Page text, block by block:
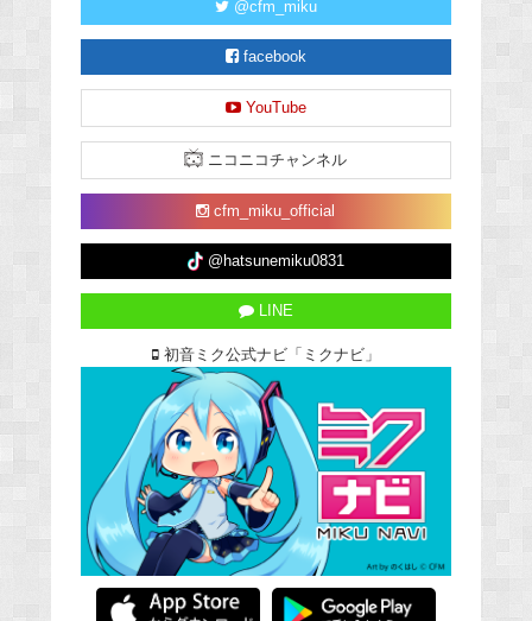
@cfm_miku
facebook
YouTube
ニコニコチャンネル
cfm_miku_official
@hatsunemiku0831
LINE
初音ミク公式ナビ「ミクナビ」